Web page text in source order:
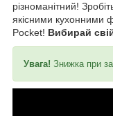
різноманітний!
якісними кухонними
Pocket! Вибирай
Увага! Знижка при